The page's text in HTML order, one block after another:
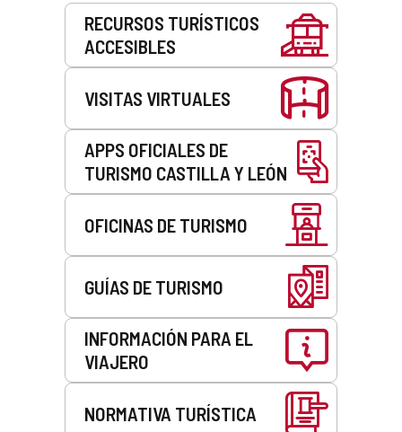
RECURSOS TURÍSTICOS
ACCESIBLES
VISITAS VIRTUALES
APPS OFICIALES DE
TURISMO CASTILLA Y LEÓN
OFICINAS DE TURISMO
GUÍAS DE TURISMO
INFORMACIÓN PARA EL
VIAJERO
NORMATIVA TURÍSTICA